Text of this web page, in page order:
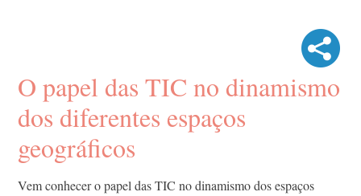
O papel das TIC no dinamismo
dos diferentes espaços
geográficos
Vem conhecer o papel das TIC no dinamismo dos espaços